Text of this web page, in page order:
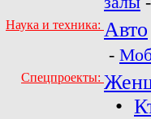
Наука и техника: Авто
-
Спецпроекты:
•